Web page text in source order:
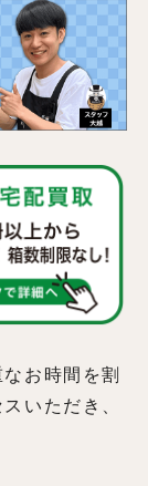
お時間を割
いただき、